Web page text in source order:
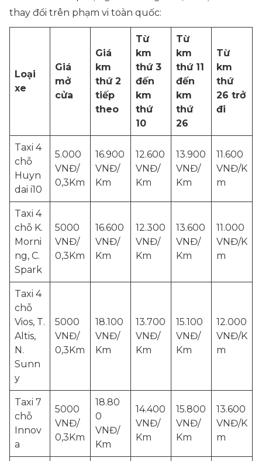
thay đổi trên phạm vi toàn quốc:
Loại
xe
Giá
mở
cửa
Giá
km
thứ 2
tiếp
theo
Từ
km
thứ 3
đến
km
thứ
10
Từ
km
thứ 11
đến
km
thứ
26
Từ
km
thứ
26 trở
đi
Taxi 4
chỗ
Huyn
dai i10
5.000
VNĐ/
0,3Km
16.900
VNĐ/
Km
12.600
VNĐ/
Km
13.900
VNĐ/
Km
11.600
VNĐ/K
m
Taxi 4
chỗ K.
Morni
ng, C.
Spark
5000
VNĐ/
0,3Km
16.600
VNĐ/
Km
12.300
VNĐ/
Km
13.600
VNĐ/
Km
11.000
VNĐ/K
m
Taxi 4
chỗ
Vios, T.
Altis,
N.
Sunn
y
5000
VNĐ/
0,3Km
18.100
VNĐ/
Km
13.700
VNĐ/
Km
15.100
VNĐ/
Km
12.000
VNĐ/K
m
Taxi 7
chỗ
Innov
a
5000
VNĐ/
0,3Km
18.80
0
VNĐ/
Km
14.400
VNĐ/
Km
15.800
VNĐ/
Km
13.600
VNĐ/K
m